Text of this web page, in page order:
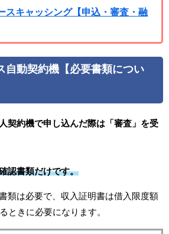
スキャッシング【申込・審査・融
自動契約機【必要書類につい
契約機で申し込んだ際は「審査」を受
認書類だけです。
類は必要で、収入証明書は借入限度額
ときに必要になります。